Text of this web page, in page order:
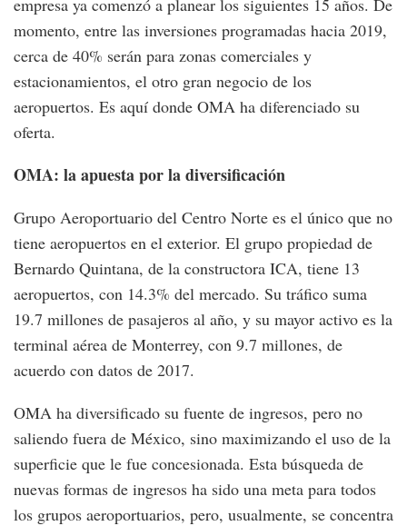
momento, entre las inversiones programadas hacia 2019,
cerca de 40% serán para zonas comerciales y
estacionamientos, el otro gran negocio de los
aeropuertos. Es aquí donde OMA ha diferenciado su
oferta.
OMA: la apuesta por la diversificación
Grupo Aeroportuario del Centro Norte es el único que no
tiene aeropuertos en el exterior. El grupo propiedad de
Bernardo Quintana, de la constructora ICA, tiene 13
aeropuertos, con 14.3% del mercado. Su tráfico suma
19.7 millones de pasajeros al año, y su mayor activo es la
terminal aérea de Monterrey, con 9.7 millones, de
acuerdo con datos de 2017.
OMA ha diversificado su fuente de ingresos, pero no
saliendo fuera de México, sino maximizando el uso de la
superficie que le fue concesionada. Esta búsqueda de
nuevas formas de ingresos ha sido una meta para todos
los grupos aeroportuarios, pero, usualmente, se concentra